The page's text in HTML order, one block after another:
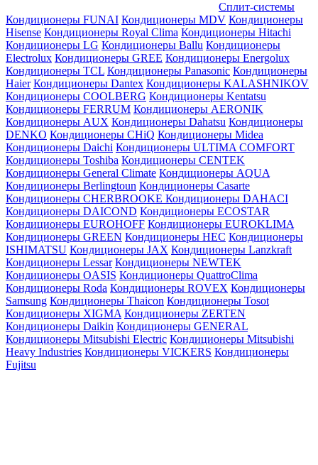
Сплит-системы
Кондиционеры FUNAI Кондиционеры MDV Кондиционеры
Hisense Кондиционеры Royal Clima Кондиционеры Hitachi
Кондиционеры LG Кондиционеры Ballu Кондиционеры
Electrolux Кондиционеры GREE Кондиционеры Energolux
Кондиционеры TCL Кондиционеры Panasonic Кондиционеры
Haier Кондиционеры Dantex Кондиционеры KALASHNIKOV
Кондиционеры СOOLBERG Кондиционеры Kentatsu
Кондиционеры FERRUM Кондиционеры AERONIK
Кондиционеры AUX Кондиционеры Dahatsu Кондиционеры
DENKO Кондиционеры CHiQ Кондиционеры Midea
Кондиционеры Daichi Кондиционеры ULTIMA COMFORT
Кондиционеры Toshiba Кондиционеры CENTEK
Кондиционеры General Climate Кондиционеры AQUA
Кондиционеры Berlingtoun Кондиционеры Casarte
Кондиционеры CHERBROOKE Кондиционеры DAHACI
Кондиционеры DAICOND Кондиционеры ECOSTAR
Кондиционеры EUROHOFF Кондиционеры EUROKLIMA
Кондиционеры GREEN Кондиционеры HEC Кондиционеры
ISHIMATSU Кондиционеры JAX Кондиционеры Lanzkraft
Кондиционеры Lessar Кондиционеры NEWTEK
Кондиционеры OASIS Кондиционеры QuattroClima
Кондиционеры Roda Кондиционеры ROVEX Кондиционеры
Samsung Кондиционеры Thaicon Кондиционеры Tosot
Кондиционеры XIGMA Кондиционеры ZERTEN
Кондиционеры Daikin Кондиционеры GENERAL
Кондиционеры Mitsubishi Electric Кондиционеры Mitsubishi
Heavy Industries Кондиционеры VICKERS Кондиционеры
Fujitsu